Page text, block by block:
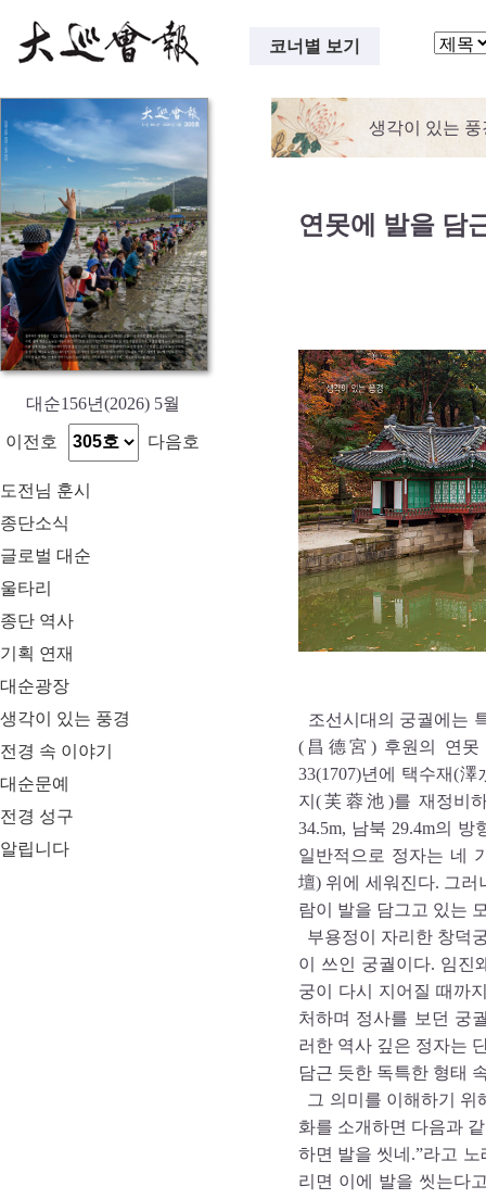
코너별 보기
대순156년(2026) 5월
이전호 다음호
도전님 훈시
종단소식
글로벌 대순
울타리
종단 역사
기획 연재
대순광장
생각이 있는 풍경
전경 속 이야기
대순문예
전경 성구
알립니다
생각이 있는 풍
연못에 발을 담
조선시대의 궁궐에는
(昌德宮) 후원의 연못
33(1707)년에 택수재(
지(芙蓉池)를 재정비
34.5m, 남북 29.4m의
일반적으로 정자는 네
壇) 위에 세워진다. 그러
람이 발을 담그고 있는
부용정이 자리한 창덕
이 쓰인 궁궐이다. 임진
궁이 다시 지어질 때까
처하며 정사를 보던 궁
러한 역사 깊은 정자는
담근 듯한 독특한 형태
그 의미를 이해하기 위
화를 소개하면 다음과
하면 발을 씻네.”라고
리면 이에 발을 씻는다